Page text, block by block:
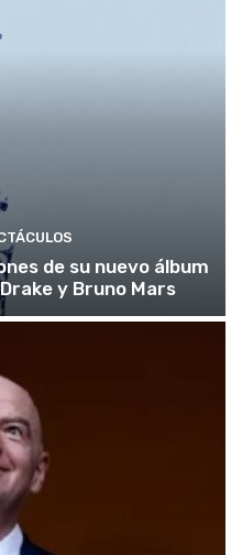
de su nuevo álbum
y Bruno Mars